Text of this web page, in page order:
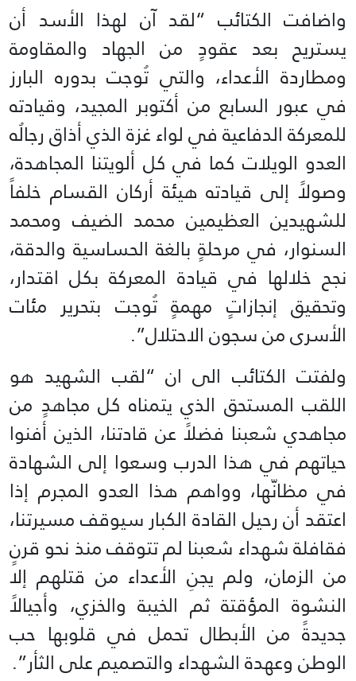
واضافت الكتائب “لقد آن لهذا الأسد أن
يستريح بعد عقودٍ من الجهاد والمقاومة
ومطاردة الأعداء، والتي تُوجت بدوره البارز
في عبور السابع من أكتوبر المجيد، وقيادته
للمعركة الدفاعية في لواء غزة الذي أذاق رجالُه
العدو الويلات كما في كل ألويتنا المجاهدة،
وصولاً إلى قيادته هيئة أركان القسام خلفاً
للشهيدين العظيمين محمد الضيف ومحمد
السنوار، في مرحلةٍ بالغة الحساسية والدقة،
نجح خلالها في قيادة المعركة بكل اقتدار،
وتحقيق إنجازاتٍ مهمةٍ تُوجت بتحرير مئات
الأسرى من سجون الاحتلال”.
ولفتت الكتائب الى ان “لقب الشهيد هو
اللقب المستحق الذي يتمناه كل مجاهدٍ من
مجاهدي شعبنا فضلاً عن قادتنا، الذين أفنوا
حياتهم في هذا الدرب وسعوا إلى الشهادة
في مظانّها، وواهم هذا العدو المجرم إذا
اعتقد أن رحيل القادة الكبار سيوقف مسيرتنا،
فقافلة شهداء شعبنا لم تتوقف منذ نحو قرنٍ
من الزمان، ولم يجنِ الأعداء من قتلهم إلا
النشوة المؤقتة ثم الخيبة والخزي، وأجيالاً
جديدةً من الأبطال تحمل في قلوبها حب
الوطن وعهدة الشهداء والتصميم على الثأر”.